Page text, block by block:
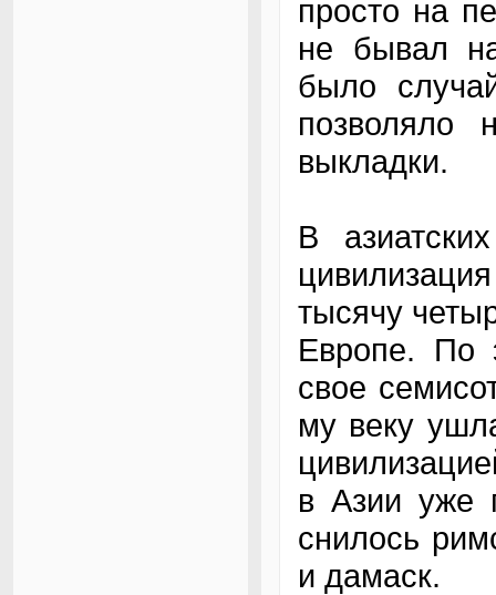
просто на
не бывал
было
позволяло
выкладки.
В
тысячу
Европе. По
свое
му веку
в Азии уже
снилось
и дамаск.